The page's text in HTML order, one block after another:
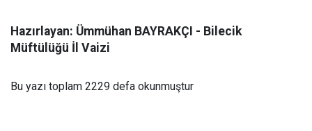
Hazırlayan: Ümmühan BAYRAKÇI - Bilecik
Müftülüğü İl Vaizi
Bu yazı toplam 2229 defa okunmuştur